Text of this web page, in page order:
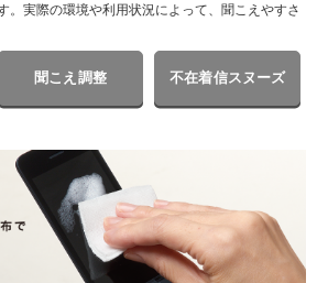
。実際の環境や利用状況によって、聞こえやすさ
聞こえ調整 不在着信スヌーズ